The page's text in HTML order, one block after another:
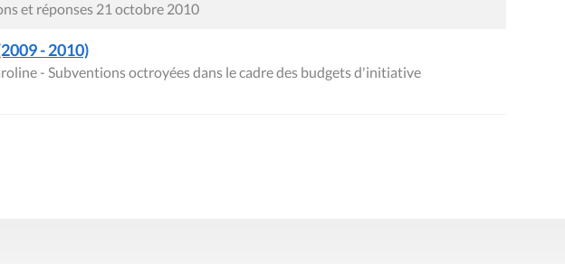
et réponses 21 octobre 2010
- 2010)
- Subventions octroyées dans le cadre des budgets d'initiative